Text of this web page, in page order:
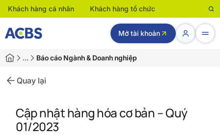
Khách hàng cá nhân Khách hàng tổ chức
Mở tài khoản
… Báo cáo Ngành & Doanh nghiệp
Quay lại
Cập nhật hàng hóa cơ bản – Quý
01/2023